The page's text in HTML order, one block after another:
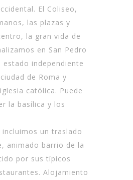
El Coliseo,
las plazas y
la gran vida de
en San Pedro
estado independiente
de Roma y
católica. Puede
la basílica y los
incluimos un traslado
animado barrio de la
por sus típicos
Alojamiento